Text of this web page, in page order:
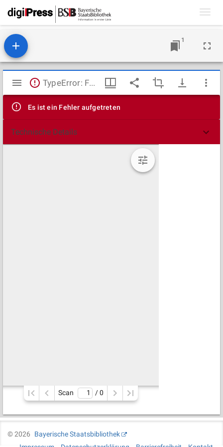
1
Mirador
Viewer
TypeError: Failed to fetch
Es ist ein Fehler aufgetreten
Technische Details
Scan / 0
©2026
Bayerische Staatsbibliothek